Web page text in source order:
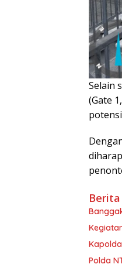
Selain
(Gate
Polda